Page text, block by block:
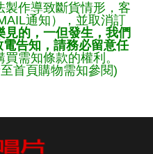
製作導致斷貨情形，客
通知），並取消訂
的，一但發生，我們
告知，請務必留意任
需知條款的權利。
首頁購物需知參閱)